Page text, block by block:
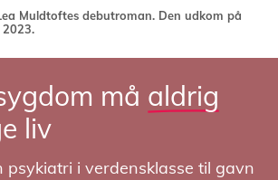
Muldtoftes debutroman. Den udkom på
må aldrig
liv
psykiatri i verdensklasse til gavn